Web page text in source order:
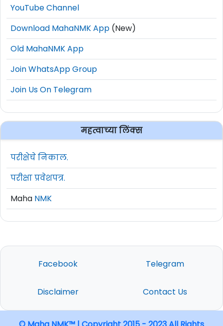
YouTube Channel
Download MahaNMK App (New)
Old MahaNMK App
Join WhatsApp Group
Join Us On Telegram
महत्वाच्या लिंक्स
परीक्षेचे निकाल.
परीक्षा प्रवेशपत्र.
Maha NMK
Facebook Telegram
Disclaimer Contact Us